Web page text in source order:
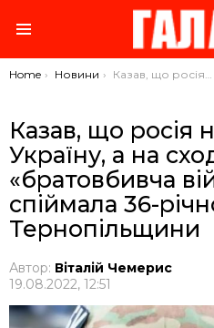
You are here:
Home Новини Казав, що росія не напала на Україну, а на сході «братовбивча війна»: СБУ спіймала 36-річного жителя Тернопільщини
Казав, що росія
Україну, а на
«братовбивча
спіймала 36-
Тернопільщини
Автор: Віталій Чемерис
19.08.2022, 12:51